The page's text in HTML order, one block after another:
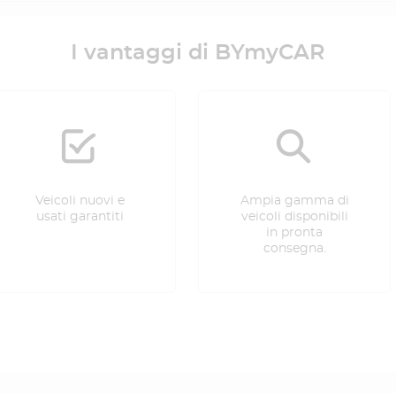
I vantaggi di BYmyCAR
Veicoli nuovi e
usati garantiti
Ampia gamma di
veicoli disponibili
in pronta
consegna.